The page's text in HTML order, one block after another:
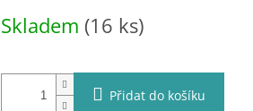
cena:
Skladem (16 ks)
Přidat do košíku